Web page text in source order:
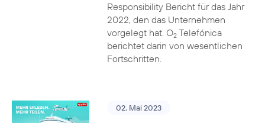
Responsibility Bericht für das Jahr
2022, den das Unternehmen
vorgelegt hat. O2Telefónica
berichtet darin von wesentlichen
Fortschritten.
02. Mai 2023